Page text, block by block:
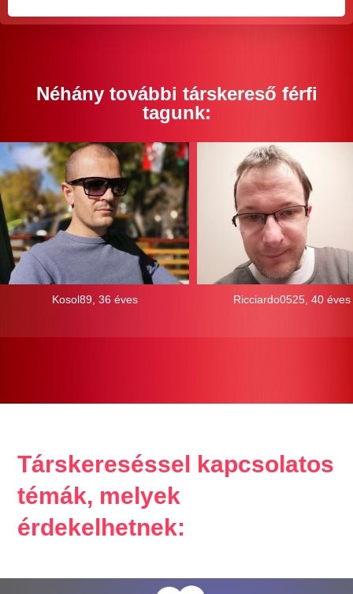
Néhány további társkereső férfi
tagunk:
Kosol89, 36 éves Ricciardo0525, 40 éves
Társkereséssel kapcsolatos
témák, melyek
érdekelhetnek: